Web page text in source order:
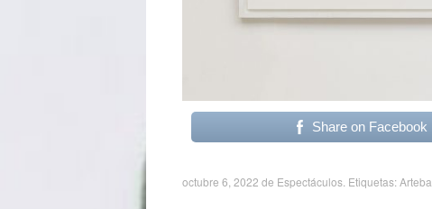
Share on Facebook
octubre 6, 2022 de Espectáculos . Etiquetas:Arteba